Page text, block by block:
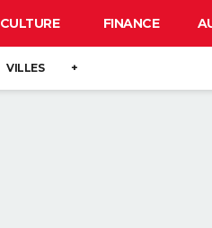
CULTURE FINANCE
VILLES +